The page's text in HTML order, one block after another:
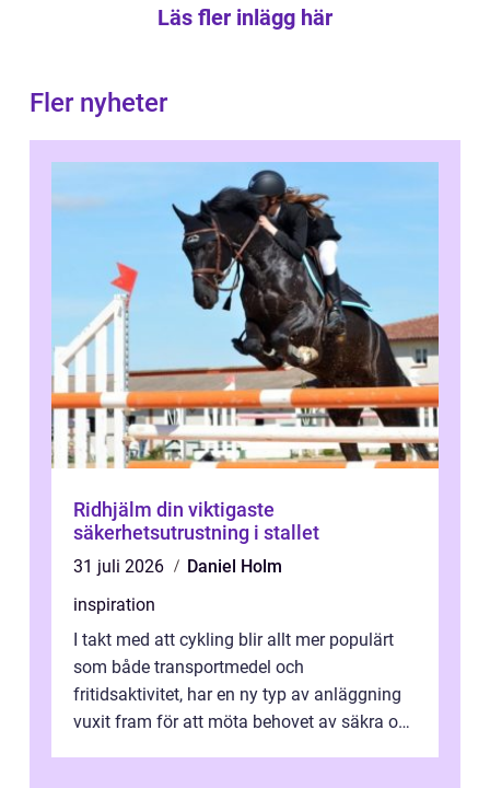
Läs fler inlägg här
Fler nyheter
Ridhjälm din viktigaste
säkerhetsutrustning i stallet
31 juli 2026
Daniel Holm
inspiration
I takt med att cykling blir allt mer populärt
som både transportmedel och
fritidsaktivitet, har en ny typ av anläggning
vuxit fram för att möta behovet av säkra och